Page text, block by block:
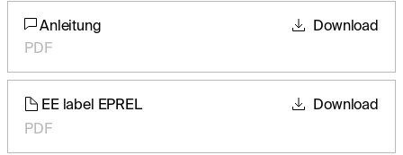
Anleitung
PDF
Download
EE label EPREL
PDF
Download